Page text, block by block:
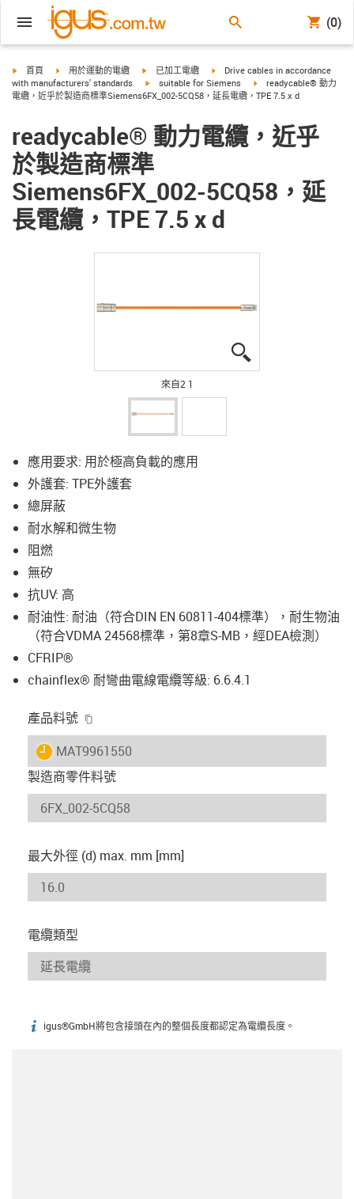
(0)
igus-icon-arrow-right
首頁 igus-icon-arrow-right
用於運動的電纜 igus-icon-arrow-right
已加工電纜 igus-icon-arrow-right
Drive cables in accordance
with manufacturers' standards
igus-icon-arrow-right
suitable for Siemens igus-icon-arrow-right
readycable® 動力
電纜，近乎於製造商標準Siemens6FX_002-5CQ58，延長電纜，TPE 7.5 x d
readycable® 動力電纜，近乎
於製造商標準
Siemens6FX_002-5CQ58，延
長電纜，TPE 7.5 x d
來自2 1
應用要求: 用於極高負載的應用
外護套: TPE外護套
總屏蔽
耐水解和微生物
阻燃
無矽
抗UV: 高
耐油性: 耐油（符合DIN EN 60811-404標準），耐生物油
（符合VDMA 24568標準，第8章S-MB，經DEA檢測）
CFRIP®
chainflex® 耐彎曲電線電纜等級: 6.6.4.1
產品料號
igus-icon-lieferzeit
MAT9961550
製造商零件料號
最大外徑 (d) max. mm [mm]
電纜類型
igus-icon-info
igus®GmbH將包含接頭在內的整個長度都認定為電纜長度。